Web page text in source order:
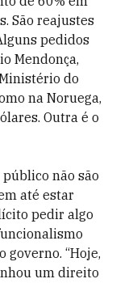
São reajustes
pedidos
Mendonça,
do
na Noruega,
Outra é o
não são
até estar
pedir algo
“Hoje,
um direito